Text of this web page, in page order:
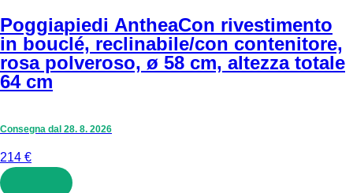
Poggiapiedi AntheaCon rivestimento
in bouclé, reclinabile/con contenitore,
rosa polveroso, ø 58 cm, altezza totale
64 cm
Consegna dal 28. 8. 2026
214 €